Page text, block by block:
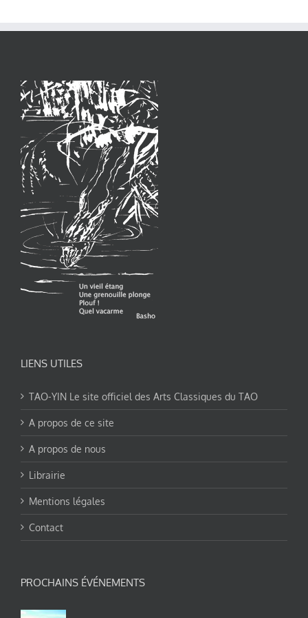
LIENS UTILES
TAO-YIN Le site officiel des Arts Classiques du TAO
A propos de ce site
A propos de nous
Librairie
Mentions légales
Contact
PROCHAINS ÉVÉNEMENTS